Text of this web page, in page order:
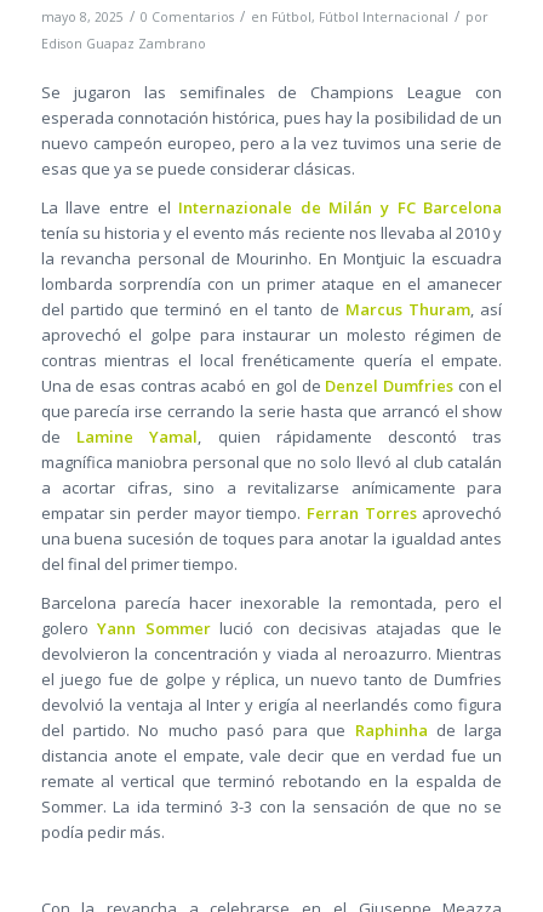
mayo 8, 2025 / 0 Comentarios / en Fútbol, Fútbol Internacional / por
Edison Guapaz Zambrano
Se jugaron las semifinales de Champions League con
esperada connotación histórica, pues hay la posibilidad de un
nuevo campeón europeo, pero a la vez tuvimos una serie de
esas que ya se puede considerar clásicas.
La llave entre el Internazionale de Milán y FC Barcelona
tenía su historia y el evento más reciente nos llevaba al 2010 y
la revancha personal de Mourinho. En Montjuic la escuadra
lombarda sorprendía con un primer ataque en el amanecer
del partido que terminó en el tanto de Marcus Thuram, así
aprovechó el golpe para instaurar un molesto régimen de
contras mientras el local frenéticamente quería el empate.
Una de esas contras acabó en gol de Denzel Dumfriescon el
que parecía irse cerrando la serie hasta que arrancó el show
de Lamine Yamal, quien rápidamente descontó tras
magnífica maniobra personal que no solo llevó al club catalán
a acortar cifras, sino a revitalizarse anímicamente para
empatar sin perder mayor tiempo. Ferran Torresaprovechó
una buena sucesión de toques para anotar la igualdad antes
del final del primer tiempo.
Barcelona parecía hacer inexorable la remontada, pero el
goleroYann Sommerlució con decisivas atajadas que le
devolvieron la concentración y viada al neroazurro. Mientras
el juego fue de golpe y réplica, un nuevo tanto de Dumfries
devolvió la ventaja al Inter y erigía al neerlandés como figura
del partido. No mucho pasó para que Raphinha de larga
distancia anote el empate, vale decir que en verdad fue un
remate al vertical que terminó rebotando en la espalda de
Sommer. La ida terminó 3-3 con la sensación de que no se
podía pedir más.